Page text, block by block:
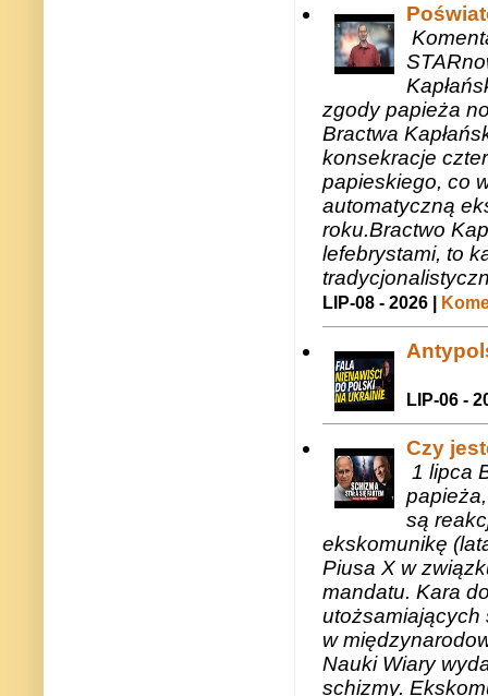
zgody papieża
Bractwa
konsekracje
papieskiego, co
automatyczną
roku.Bractwo
lefebrystami, to
LIP-08 - 2026 |
LIP-06 -
Czy
1 lipca
są
ekskomunikę
Piusa X w
mandatu. Kara
utożsamiających
w
Nauki Wiary
schizmy.